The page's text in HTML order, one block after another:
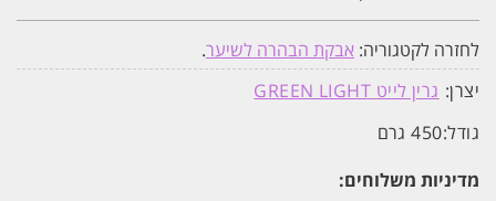
לחזרה לקטגוריה: אבקת הבהרה לשיער.
יצרן: גרין לייט GREEN LIGHT
גודל:450 גרם
מדיניות משלוחים: